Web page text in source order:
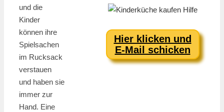
und die
Kinder
können ihre
Spielsachen
im Rucksack
verstauen
und haben sie
immer zur
Hand. Eine
Hier klicken und
E-Mail schicken